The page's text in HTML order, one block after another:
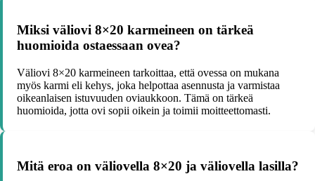
Miksi väliovi 8×20 karmeineen on tärkeä
huomioida ostaessaan ovea?
Väliovi 8×20 karmeineen tarkoittaa, että ovessa on mukana
myös karmi eli kehys, joka helpottaa asennusta ja varmistaa
oikeanlaisen istuvuuden oviaukkoon. Tämä on tärkeä
huomioida, jotta ovi sopii oikein ja toimii moitteettomasti.
Mitä eroa on väliovella 8×20 ja väliovella lasilla?